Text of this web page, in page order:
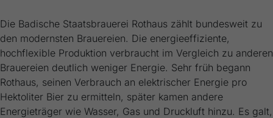
Die Badische Staatsbrauerei Rothaus zählt bundesweit zu
den modernsten Brauereien. Die energieeffiziente,
hochflexible Produktion verbraucht im Vergleich zu anderen
Brauereien deutlich weniger Energie. Sehr früh begann
Rothaus, seinen Verbrauch an elektrischer Energie pro
Hektoliter Bier zu ermitteln, später kamen andere
Energieträger wie Wasser, Gas und Druckluft hinzu. Es galt,